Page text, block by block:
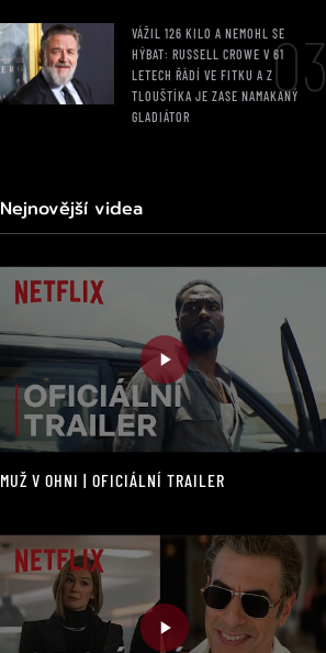
VÁŽIL 126 KILO A NEMOHL SE
HÝBAT: RUSSELL CROWE V 61
LETECH ŘÁDÍ VE FITKU A Z
TLOUŠTÍKA JE ZASE NAMAKANÝ
GLADIÁTOR
03
Nejnovější videa
MUŽ V OHNI | OFICIÁLNÍ TRAILER